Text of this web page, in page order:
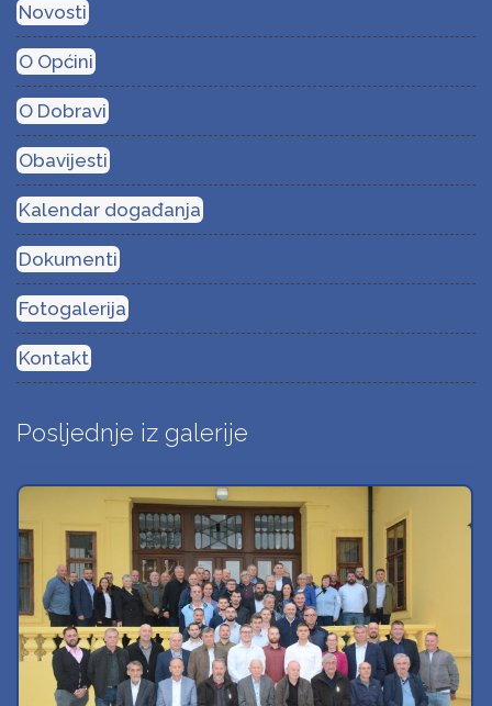
Novosti
O Općini
O Dobravi
Obavijesti
Kalendar događanja
Dokumenti
Fotogalerija
Kontakt
Posljednje iz galerije